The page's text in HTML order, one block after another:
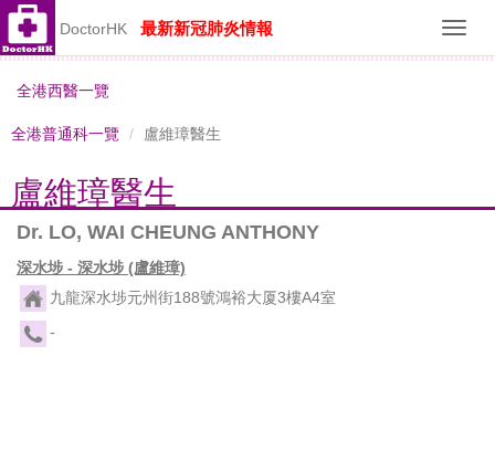
DoctorHK 最新新冠肺炎情報
全港西醫一覽
全港普通科一覽 盧維璋醫生
盧維璋醫生
Dr. LO, WAI CHEUNG ANTHONY
深水埗 - 深水埗 (盧維璋)
九龍深水埗元州街188號鴻裕大厦3樓A4室
-